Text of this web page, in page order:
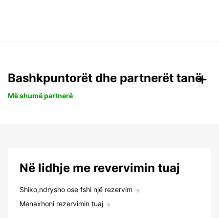
Bashkpuntorët dhe partnerët tanë
Më shumë partnerë
Në lidhje me revervimin tuaj
Shiko,ndrysho ose fshi një rezervim
Menaxhoni rezervimin tuaj